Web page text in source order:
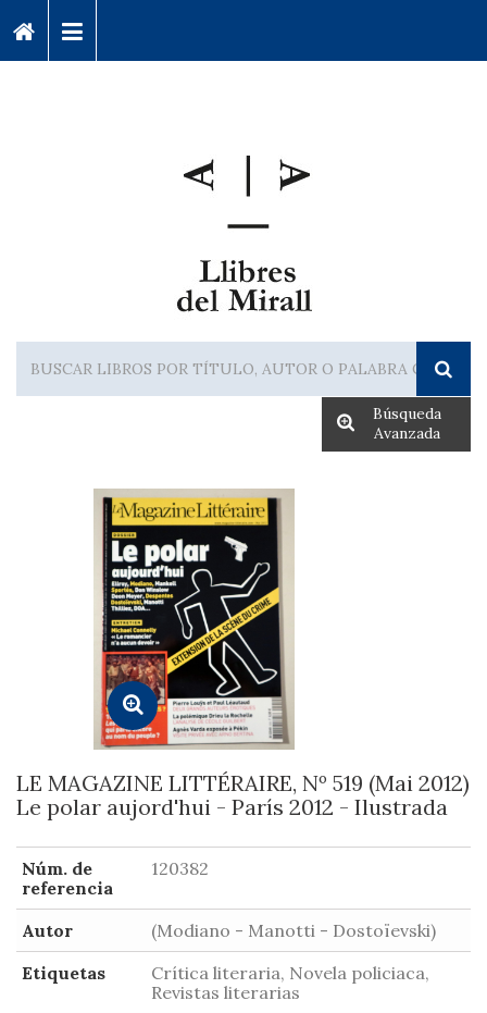
Búsqueda
Avanzada
LE MAGAZINE LITTÉRAIRE, Nº 519 (Mai 2012)
Le polar aujord'hui - París 2012 - Ilustrada
Núm. de
referencia
120382
Autor
(Modiano - Manotti - Dostoïevski)
Etiquetas
Crítica literaria, Novela policiaca,
Revistas literarias